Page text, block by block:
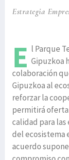
Estrategia
E l Parque
Gipuzkoa
colaboración
Gipuzkoa al
reforzar la
permitirá
calidad para las
del ecosistema
acuerdo